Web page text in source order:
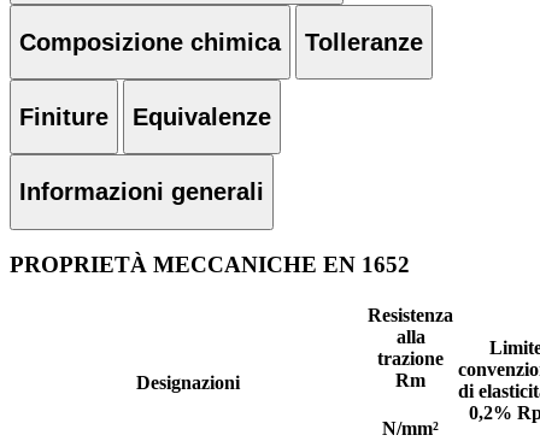
Composizione chimica Tolleranze
Finiture Equivalenze
Informazioni generali
PROPRIETÀ MECCANICHE EN 1652
Designazioni
Resistenza
alla
trazione
Rm
di
0,2%
N/mm²